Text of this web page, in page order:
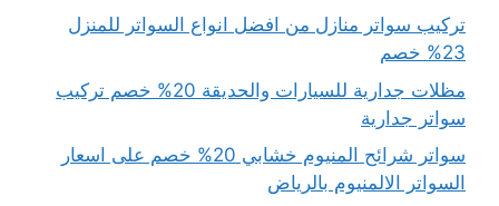
تركيب سواتر منازل من افضل انواع السواتر للمنزل
23% خصم
مظلات جدارية للسيارات والحديقة 20% خصم تركيب
سواتر جدارية
سواتر شرائح المنيوم خشابي 20% خصم على اسعار
السواتر الالمنيوم بالرياض